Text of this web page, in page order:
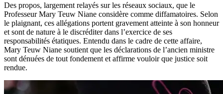
Des propos, largement relayés sur les réseaux sociaux, que le
Professeur Mary Teuw Niane considère comme diffamatoires. Selon
le plaignant, ces allégations portent gravement atteinte à son honneur
et sont de nature à le discréditer dans l’exercice de ses
responsabilités étatiques. Entendu dans le cadre de cette affaire,
Mary Teuw Niane soutient que les déclarations de l’ancien ministre
sont dénuées de tout fondement et affirme vouloir que justice soit
rendue.